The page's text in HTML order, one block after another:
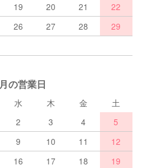
19 20 21
22
26 27 28
29
の営業日
水 木 金
土
2 3 4
5
9 10 11
12
16 17 18
19